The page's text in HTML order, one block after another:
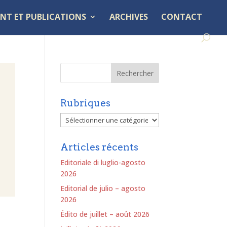
ET PUBLICATIONS ARCHIVES CONTACT
Rubriques
Rubriques
Articles récents
Editoriale di luglio-agosto
2026
Editorial de julio – agosto
2026
Édito de juillet – août 2026